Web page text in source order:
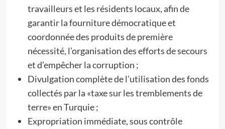
travailleurs et les résidents locaux, afin de
garantir la fourniture démocratique et
coordonnée des produits de première
nécessité, l’organisation des efforts de secours
et d’empêcher la corruption ;
Divulgation complète de l’utilisation des fonds
collectés par la «taxe sur les tremblements de
terre» en Turquie ;
Expropriation immédiate, sous contrôle